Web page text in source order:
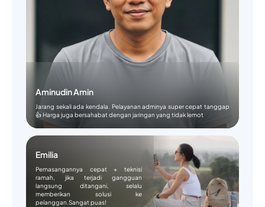
Aminudin Amin
Jarang sekali ada kendala. Pelayanan adminya super cepat tanggap
👍 Harga juga bersahabat dengan jaringan yang tidak lemot
Emilia
Pemasangannya cepat + teknisi
ramah, jika terjadi gangguan
langsung ditangani, selalu
memberikan solusi ke
pelanggan.Sangat puas!